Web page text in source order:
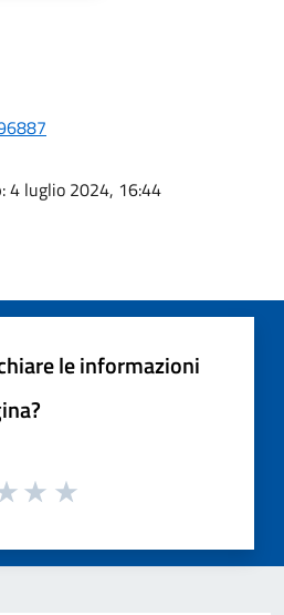
: 4 luglio 2024, 16:44
le informazioni